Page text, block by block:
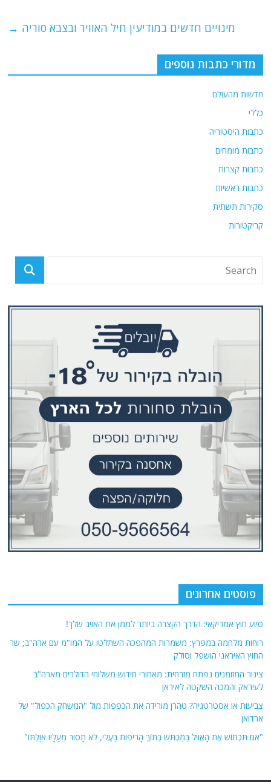
k
מינויים חדשים במודיעין חיל האוויר ובצבא סוריה →
מדורי כתבות נוספים
חדשות מהעולם
כללי
כתבות היסטוריה
כתבות מומחים
כתבות קצרות
כתבות ראשיות
סקירות תשתית
קריקטורות
פוסטים אחרונים
סיוע חוץ אמריקאי: הדרך הקצרה ביותר לממן את האויב שלך!
רוחות מלחמה במפרץ: משמרות המהפכה השתלטו על המו"מ עם ארה"ב; שר
החוץ האיראני הושפל וסולק
צינור המזומנים נפתח מזרחית: מאחורי חידוש משלוחי הדולרים מארה"ב
לעיראק והמכה השקטה לאיראן
צביעות או אסטרטגיה? טהרן מורידה את הכפפות מול "המשחק הכפול" של
ארדואן
"אִם תִּכְתּוֹשׁ אֶת הָאֱוִיל בַּמַּכְתֵּשׁ בְּתוֹךְ הָרִיפוֹת בַּעֱלִי, לֹא תָסוּר מֵעָלָיו אִוַּלְתּוֹ"